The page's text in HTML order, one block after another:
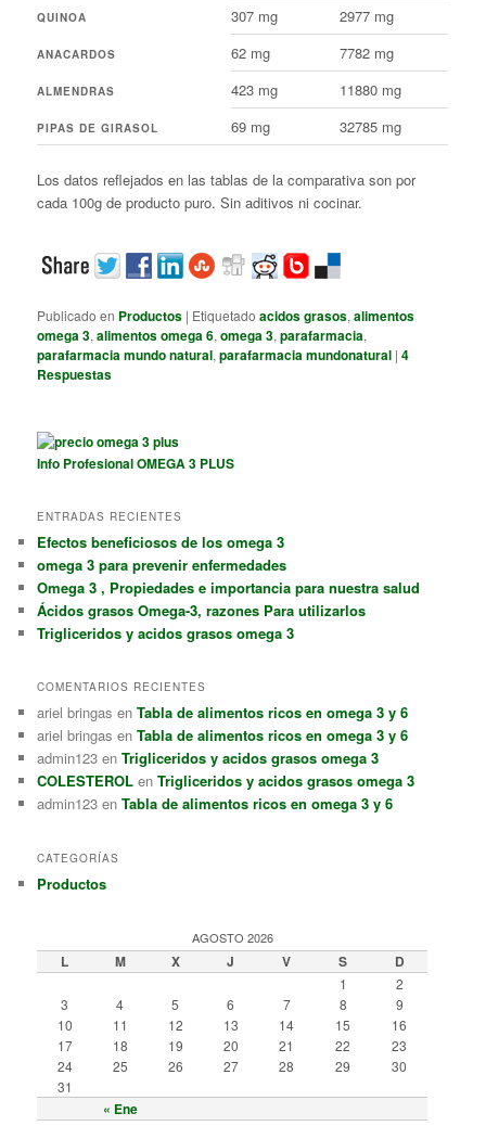
QUINOA 307 mg 2977 mg
ANACARDOS 62 mg 7782 mg
ALMENDRAS 423 mg 11880 mg
PIPAS DE GIRASOL 69 mg 32785 mg
Los datos reflejados en las tablas de la comparativa son por
cada 100g de producto puro. Sin aditivos ni cocinar.
Publicado en Productos | Etiquetado acidos grasos,alimentos
omega 3,alimentos omega 6,omega 3,parafarmacia,
parafarmacia mundo natural,parafarmacia mundonatural |4
Respuestas
Info Profesional OMEGA 3 PLUS
ENTRADAS RECIENTES
Efectos beneficiosos de los omega 3
omega 3 para prevenir enfermedades
Omega 3 , Propiedades e importancia para nuestra salud
Ácidos grasos Omega-3, razones Para utilizarlos
Trigliceridos y acidos grasos omega 3
COMENTARIOS RECIENTES
ariel bringas enTabla de alimentos ricos en omega 3 y 6
ariel bringas enTabla de alimentos ricos en omega 3 y 6
admin123 enTrigliceridos y acidos grasos omega 3
COLESTEROL enTrigliceridos y acidos grasos omega 3
admin123 enTabla de alimentos ricos en omega 3 y 6
CATEGORÍAS
Productos
AGOSTO 2026
L M X J V S D
« Ene
1
2
3
4 5 6 7 8
9
10
11 12 13 14 15
16
17
18 19 20 21 22
23
24
25 26 27 28 29
30
31